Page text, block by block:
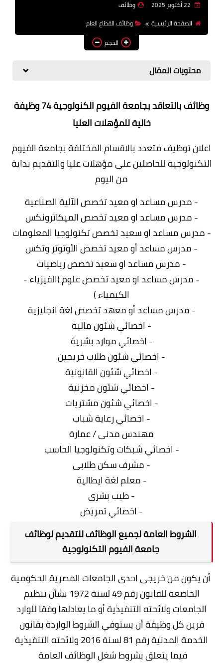
بالجامعات والمعاهد
اخبار
وظائف
الصفحة الرئيسية
وظائف القطاع العام
الحجم
محتويات المقال
وظائف بالتعاقد بجامعة الفيوم الكنولوجية 74 وظيفة
خالية للمؤهلات العليا
اعلان توظيف متعدد بالاقسام المختلفة بجامعة الفيوم
التكنولوجية للحاصلين على مؤهلات عليا والتقديم بداية
من اليوم
- مدرس مساعد او معيد تخصص الآلية الصناعية
- مدرس مساعد او معيد تخصص الميكاترونكس
- مدرس مساعد او سعيد تخصص تكنولوجيا المعلومات
- مدرس مساعد أو معيد تخصص الأوتوتر وتكس
- مدرس مساعد او سعيد تخصص رياضيات
- مدرس مساعد او معيد تخصص علوم (الفيزياء -
الكيمياء )
- مدرس مساعد أو معهد تخصص لغة انجليزية
- اخصائي شئون مالية
- اخصائي موارد بشرية
- اخصائي شئون طلاب خريجين
- اخصائي شئون القانونية
- اخصائي شئون مخزنية
- اخصائي شئون مشتريات
- اخصائي رعاية شباب
مهندس مدنى / عمارة
- اخصائي شبكات وتكنولوجيا الحاسب
- مشرف سكن طلابی
- معلم لغة ايطالية
- طيب بشری
- اخصائي تمريض
الشروط العامة لجميع الوظائف للتقديم لوظائف
جامعة الفيوم التكنولوجية
أن يكون من خريجى احدى الجامعات المصرية الحكومية
الخاضعة للقانون رقم 49 لسنة 1972 بشأن تنظيم
الجامعات ولائحته التنفيذية أو ما يعادلها وفقا للوارد
قرين كل وظيفة أن يستوفي الشروط الواردة بقانون
الخدمة المدنية رقم 81 لسنة 2016 ولائحته التنفيذية
فيما يتعلق بشروط شغل الوظائف العامة